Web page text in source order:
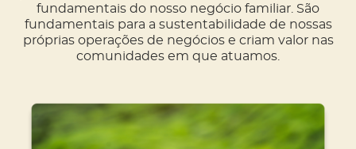
fundamentais do nosso negócio familiar. São
fundamentais para a sustentabilidade de nossas
próprias operações de negócios e criam valor nas
comunidades em que atuamos.